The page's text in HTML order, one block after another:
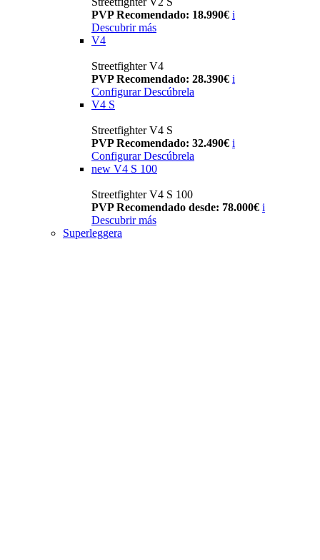
PVP Recomendado: 18.990€ i
Descubrir más
V4
Streetfighter V4
PVP Recomendado: 28.390€ i
Configurar Descúbrela
V4 S
Streetfighter V4 S
PVP Recomendado: 32.490€ i
Configurar Descúbrela
new V4 S 100
Streetfighter V4 S 100
PVP Recomendado desde: 78.000€ i
Descubrir más
Superleggera